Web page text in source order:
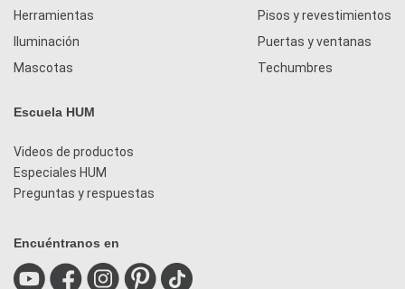
Herramientas
Iluminación
Mascotas
Pisos y revestimientos
Puertas y ventanas
Techumbres
Escuela HUM
Videos de productos
Especiales HUM
Preguntas y respuestas
Encuéntranos en